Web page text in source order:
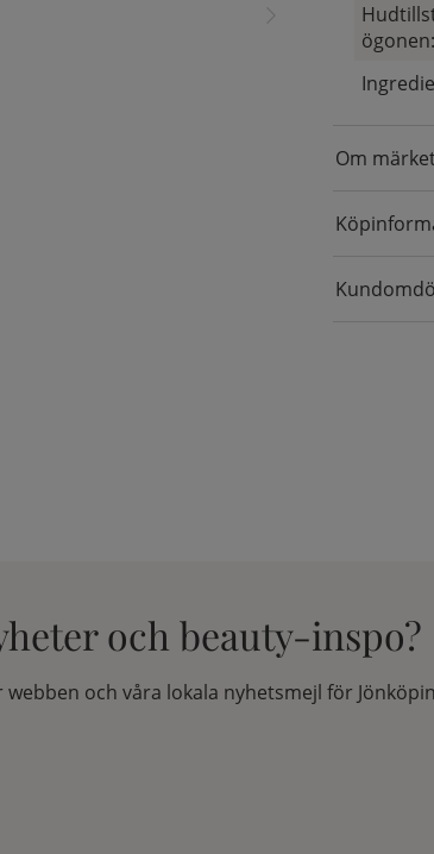
ögonen:
Om
och beauty-inspo?
och våra lokala nyhetsmejl för